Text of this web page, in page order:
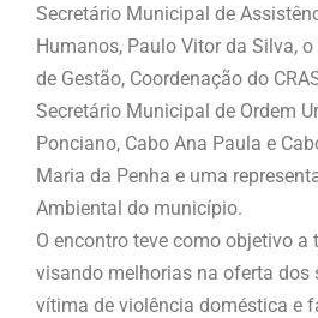
Secretário Municipal de
Humanos, Paulo Vitor da Silva,
de Gestão, Coordenação do
Secretário Municipal de Ordem
Ponciano, Cabo Ana Paula e
Maria da Penha e uma
Ambiental do município.
O encontro teve como objetivo
visando melhorias na oferta dos
vítima de violência doméstica e